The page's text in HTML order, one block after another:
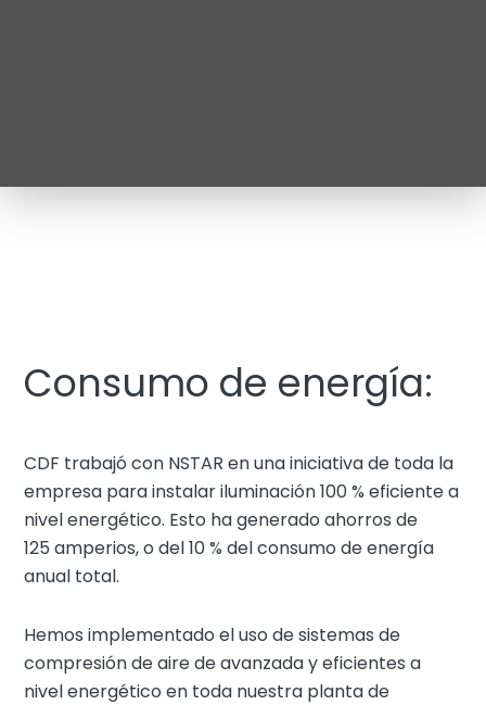
Consumo de energía:
CDF trabajó con NSTAR en una iniciativa de toda la
empresa para instalar iluminación 100 % eficiente a
nivel energético. Esto ha generado ahorros de
125 amperios, o del 10 % del consumo de energía
anual total.
Hemos implementado el uso de sistemas de
compresión de aire de avanzada y eficientes a
nivel energético en toda nuestra planta de